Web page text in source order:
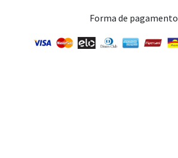
Forma de pagamento